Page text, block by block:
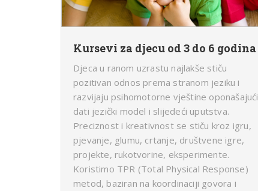
Kursevi za djecu od 3 do 6 godina
Djeca u ranom uzrastu najlakše stiču
pozitivan odnos prema stranom jeziku i
razvijaju psihomotorne vještine oponašajući
dati jezički model i slijedeći uputstva.
Preciznost i kreativnost se stiču kroz igru,
pjevanje, glumu, crtanje, društvene igre,
projekte, rukotvorine, eksperimente.
Koristimo TPR (Total Physical Response)
metod, baziran na koordinaciji govora i